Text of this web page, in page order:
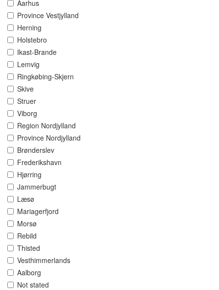
Aarhus
Province Vestjylland
Herning
Holstebro
Ikast-Brande
Lemvig
Ringkøbing-Skjern
Skive
Struer
Viborg
Region Nordjylland
Province Nordjylland
Brønderslev
Frederikshavn
Hjørring
Jammerbugt
Læsø
Mariagerfjord
Morsø
Rebild
Thisted
Vesthimmerlands
Aalborg
Not stated